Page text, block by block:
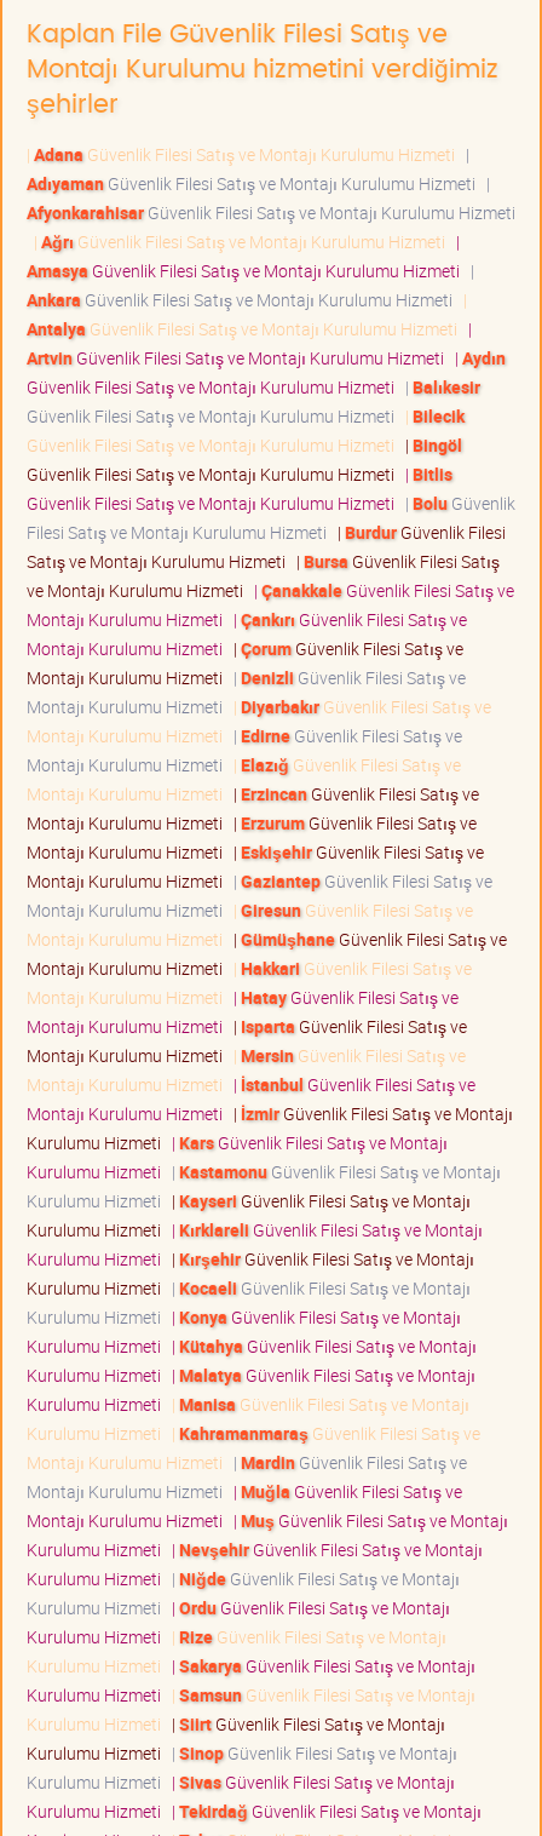
Kaplan File Güvenlik Filesi Satış ve
Montajı Kurulumu hizmetini verdiğimiz
şehirler
| Adana Güvenlik Filesi Satış ve Montajı Kurulumu Hizmeti |
AdıyamanGüvenlik Filesi Satış ve Montajı Kurulumu Hizmeti |
AfyonkarahisarGüvenlik Filesi Satış ve Montajı Kurulumu Hizmeti
| Ağrı Güvenlik Filesi Satış ve Montajı Kurulumu Hizmeti |
Amasya Güvenlik Filesi Satış ve Montajı Kurulumu Hizmeti |
Ankara Güvenlik Filesi Satış ve Montajı Kurulumu Hizmeti |
Antalya Güvenlik Filesi Satış ve Montajı Kurulumu Hizmeti |
ArtvinGüvenlik Filesi Satış ve Montajı Kurulumu Hizmeti | Aydın
Güvenlik Filesi Satış ve Montajı Kurulumu Hizmeti | Balıkesir
Güvenlik Filesi Satış ve Montajı Kurulumu Hizmeti | Bilecik
Güvenlik Filesi Satış ve Montajı Kurulumu Hizmeti | Bingöl
Güvenlik Filesi Satış ve Montajı Kurulumu Hizmeti | Bitlis
Güvenlik Filesi Satış ve Montajı Kurulumu Hizmeti | BoluGüvenlik
Filesi Satış ve Montajı Kurulumu Hizmeti | BurdurGüvenlik Filesi
Satış ve Montajı Kurulumu Hizmeti | Bursa Güvenlik Filesi Satış
ve Montajı Kurulumu Hizmeti | ÇanakkaleGüvenlik Filesi Satış ve
Montajı Kurulumu Hizmeti | Çankırı Güvenlik Filesi Satış ve
Montajı Kurulumu Hizmeti | ÇorumGüvenlik Filesi Satış ve
Montajı Kurulumu Hizmeti | Denizli Güvenlik Filesi Satış ve
Montajı Kurulumu Hizmeti | DiyarbakırGüvenlik Filesi Satış ve
Montajı Kurulumu Hizmeti | EdirneGüvenlik Filesi Satış ve
Montajı Kurulumu Hizmeti | Elazığ Güvenlik Filesi Satış ve
Montajı Kurulumu Hizmeti | ErzincanGüvenlik Filesi Satış ve
Montajı Kurulumu Hizmeti | ErzurumGüvenlik Filesi Satış ve
Montajı Kurulumu Hizmeti | EskişehirGüvenlik Filesi Satış ve
Montajı Kurulumu Hizmeti | GaziantepGüvenlik Filesi Satış ve
Montajı Kurulumu Hizmeti | GiresunGüvenlik Filesi Satış ve
Montajı Kurulumu Hizmeti | GümüşhaneGüvenlik Filesi Satış ve
Montajı Kurulumu Hizmeti | Hakkari Güvenlik Filesi Satış ve
Montajı Kurulumu Hizmeti | HatayGüvenlik Filesi Satış ve
Montajı Kurulumu Hizmeti | Isparta Güvenlik Filesi Satış ve
Montajı Kurulumu Hizmeti | MersinGüvenlik Filesi Satış ve
Montajı Kurulumu Hizmeti | İstanbul Güvenlik Filesi Satış ve
Montajı Kurulumu Hizmeti | İzmirGüvenlik Filesi Satış ve Montajı
Kurulumu Hizmeti | KarsGüvenlik Filesi Satış ve Montajı
Kurulumu Hizmeti | KastamonuGüvenlik Filesi Satış ve Montajı
Kurulumu Hizmeti | Kayseri Güvenlik Filesi Satış ve Montajı
Kurulumu Hizmeti | Kırklareli Güvenlik Filesi Satış ve Montajı
Kurulumu Hizmeti | KırşehirGüvenlik Filesi Satış ve Montajı
Kurulumu Hizmeti | Kocaeli Güvenlik Filesi Satış ve Montajı
Kurulumu Hizmeti | Konya Güvenlik Filesi Satış ve Montajı
Kurulumu Hizmeti | Kütahya Güvenlik Filesi Satış ve Montajı
Kurulumu Hizmeti | Malatya Güvenlik Filesi Satış ve Montajı
Kurulumu Hizmeti | Manisa Güvenlik Filesi Satış ve Montajı
Kurulumu Hizmeti | Kahramanmaraş Güvenlik Filesi Satış ve
Montajı Kurulumu Hizmeti | MardinGüvenlik Filesi Satış ve
Montajı Kurulumu Hizmeti | Muğla Güvenlik Filesi Satış ve
Montajı Kurulumu Hizmeti | Muş Güvenlik Filesi Satış ve Montajı
Kurulumu Hizmeti | NevşehirGüvenlik Filesi Satış ve Montajı
Kurulumu Hizmeti | NiğdeGüvenlik Filesi Satış ve Montajı
Kurulumu Hizmeti | OrduGüvenlik Filesi Satış ve Montajı
Kurulumu Hizmeti | RizeGüvenlik Filesi Satış ve Montajı
Kurulumu Hizmeti | Sakarya Güvenlik Filesi Satış ve Montajı
Kurulumu Hizmeti | SamsunGüvenlik Filesi Satış ve Montajı
Kurulumu Hizmeti | SiirtGüvenlik Filesi Satış ve Montajı
Kurulumu Hizmeti | SinopGüvenlik Filesi Satış ve Montajı
Kurulumu Hizmeti | SivasGüvenlik Filesi Satış ve Montajı
Kurulumu Hizmeti | Tekirdağ Güvenlik Filesi Satış ve Montajı